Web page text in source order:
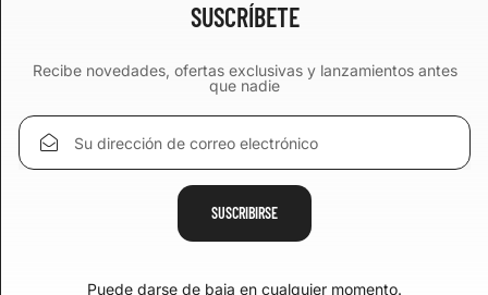
SUSCRÍBETE
Recibe novedades, ofertas exclusivas y lanzamientos antes
que nadie
Puede darse de baja en cualquier momento.